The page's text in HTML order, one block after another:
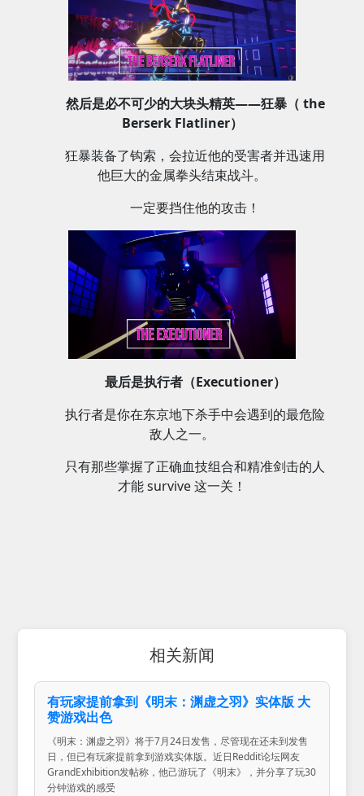
然后是必不可少的大块头精英——狂暴（ the
Berserk Flatliner）
狂暴装备了钩索，会拉近他的受害者并迅速用
他巨大的金属拳头结束战斗。
一定要挡住他的攻击！
最后是执行者（Executioner）
执行者是你在东京地下杀手中会遇到的最危险
敌人之一。
只有那些掌握了正确血技组合和精准剑击的人
才能 survive 这一关！
相关新闻
有玩家提前拿到《明末：渊虚之羽》实体版 大
赞游戏出色
《明末：渊虚之羽》将于7月24日发售，尽管现在还未到发售
日，但已有玩家提前拿到游戏实体版。近日Reddit论坛网友
GrandExhibition发帖称，他己游玩了《明末》，并分享了玩30
分钟游戏的感受